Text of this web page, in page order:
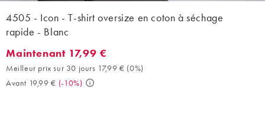
4505 - Icon - T-shirt oversize en coton à séchage
rapide - Blanc
Maintenant 17,99 €. Meilleur prix sur 30 jours 17,99 € (0%).
Maintenant 17,99 €
Meilleur prix sur 30 jours 17,99 € (0%)
Avant 19,99 € (-10%)